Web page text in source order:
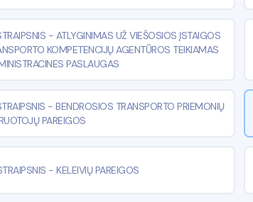
- ATLYGINIMAS UŽ VIEŠOSIOS ĮSTAIGOS
KOMPETENCIJŲ AGENTŪROS TEIKIAMAS
PASLAUGAS
-BENDROSIOS TRANSPORTO PRIEMONIŲ
PAREIGOS
-KELEIVIŲ PAREIGOS